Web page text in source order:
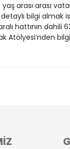
yaş arası arası
bilgi almak
hattının dahili
Atölyesi’nden